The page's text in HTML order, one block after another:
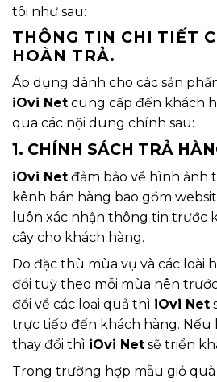
tôi như sau:
THÔNG TIN CHI TIẾT
HOÀN TRẢ.
Áp dụng dành cho các sản
iOvi Net cung cấp đến khách
qua các nội dung chính sau:
1. CHÍNH SÁCH TRẢ
iOvi Net đảm bảo về hình ảnh
kênh bán hàng bao gồm
luôn xác nhận thông tin trước
cây cho khách hàng.
Do đặc thù mùa vụ và các loài
đổi tuỳ theo mỗi mùa nên
đổi về các loại quả thì iOvi Net
trực tiếp đến khách hàng. Nếu
thay đổi thì iOvi Net sẽ triển
Trong trường hợp mẫu giỏ